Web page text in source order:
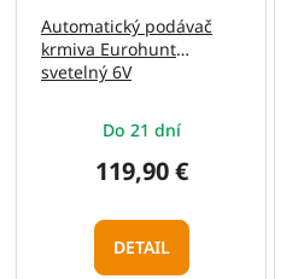
Automatický podávač
krmiva Eurohunt
svetelný 6V
Do 21 dní
119,90 €
DETAIL